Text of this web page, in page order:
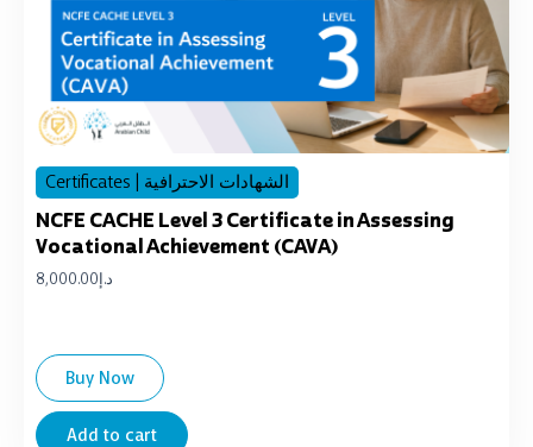
Certificates | الشهادات الاحترافية
NCFE CACHE Level 3 Certificate in Assessing
Vocational Achievement (CAVA)
د.إ 8,000.00
Add to cart
Buy Now